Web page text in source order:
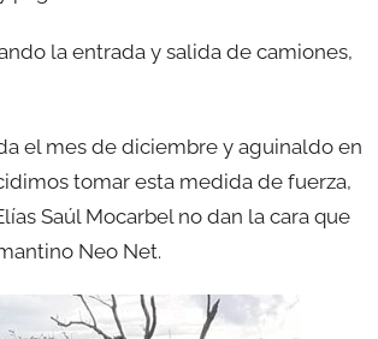
la entrada y salida de camiones,
el mes de diciembre y aguinaldo en
tomar esta medida de fuerza,
Saúl Mocarbel no dan la cara que
Neo Net.